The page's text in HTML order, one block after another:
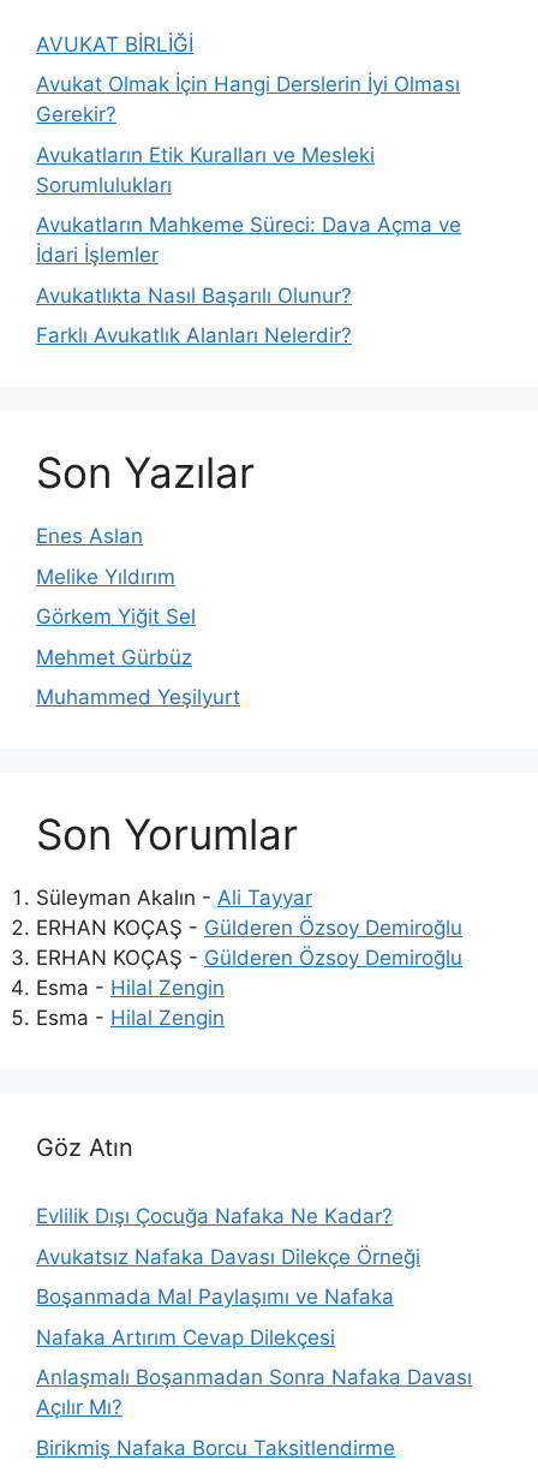
AVUKAT BİRLİĞİ
Avukat Olmak İçin Hangi Derslerin İyi Olması
Gerekir?
Avukatların Etik Kuralları ve Mesleki
Sorumlulukları
Avukatların Mahkeme Süreci: Dava Açma ve
İdari İşlemler
Avukatlıkta Nasıl Başarılı Olunur?
Farklı Avukatlık Alanları Nelerdir?
Son Yazılar
Enes Aslan
Melike Yıldırım
Görkem Yiğit Sel
Mehmet Gürbüz
Muhammed Yeşilyurt
Son Yorumlar
Süleyman Akalın - Ali Tayyar
ERHAN KOÇAŞ - Gülderen Özsoy Demiroğlu
ERHAN KOÇAŞ - Gülderen Özsoy Demiroğlu
Esma - Hilal Zengin
Esma - Hilal Zengin
Göz Atın
Evlilik Dışı Çocuğa Nafaka Ne Kadar?
Avukatsız Nafaka Davası Dilekçe Örneği
Boşanmada Mal Paylaşımı ve Nafaka
Nafaka Artırım Cevap Dilekçesi
Anlaşmalı Boşanmadan Sonra Nafaka Davası
Açılır Mı?
Birikmiş Nafaka Borcu Taksitlendirme